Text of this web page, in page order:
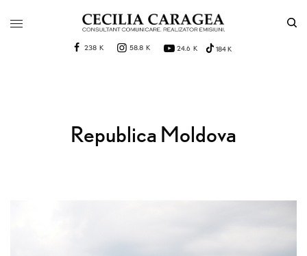
238 K 58.8 K 24.6 K 184 K
Republica Moldova